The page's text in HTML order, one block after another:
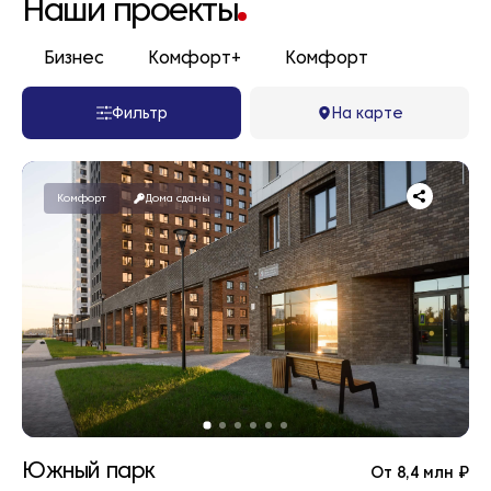
Наши проекты
Бизнес Комфорт+ Комфорт
Фильтр На карте
Комфорт Дома сданы
Южный парк От 8,4 млн ₽